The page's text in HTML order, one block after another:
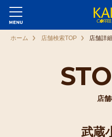
店
ホーム 店舗検索TOP 店舗詳細
武蔵